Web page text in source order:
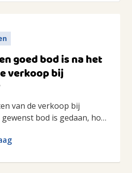
goed bod is na het
verkoop bij
van de verkoop bij
bod is gedaan, ho…